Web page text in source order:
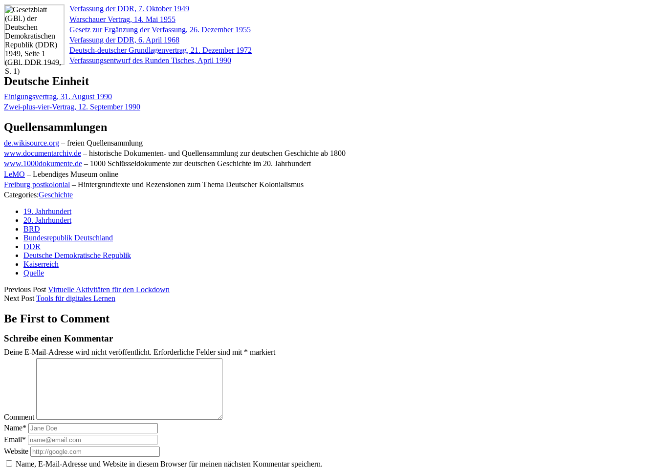
Verfassung der DDR, 7. Oktober 1949
Warschauer Vertrag, 14. Mai 1955
Gesetz zur Ergänzung der Verfassung, 26. Dezember 1955
Verfassung der DDR, 6. April 1968
Deutsch-deutscher Grundlagenvertrag, 21. Dezember 1972
Verfassungsentwurf des Runden Tisches, April 1990
Deutsche Einheit
Einigungsvertrag, 31. August 1990
Zwei-plus-vier-Vertrag, 12. September 1990
Quellensammlungen
de.wikisource.org – freien Quellensammlung
www.documentarchiv.de – historische Dokumenten- und Quellensammlung zur deutschen Geschichte ab 1800
www.1000dokumente.de – 1000 Schlüsseldokumente zur deutschen Geschichte im 20. Jahrhundert
LeMO – Lebendiges Museum online
Freiburg postkolonial – Hintergrundtexte und Rezensionen zum Thema Deutscher Kolonialismus
Categories:Geschichte
19. Jahrhundert
20. Jahrhundert
BRD
Bundesrepublik Deutschland
DDR
Deutsche Demokratische Republik
Kaiserreich
Quelle
Previous Post Virtuelle Aktivitäten für den Lockdown
Next Post Tools für digitales Lernen
Be First to Comment
Schreibe einen Kommentar
Deine E-Mail-Adresse wird nicht veröffentlicht. Erforderliche Felder sind mit * markiert
Comment
Name*
Email*
Website
Name, E-Mail-Adresse und Website in diesem Browser für meinen nächsten Kommentar speichern.